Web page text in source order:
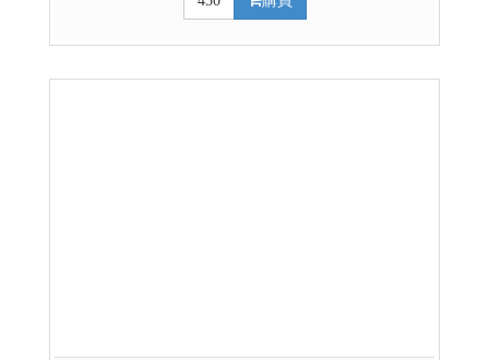
棗、桂圓、枸杞萃取精華 -即開即飲，膠質飽滿，口